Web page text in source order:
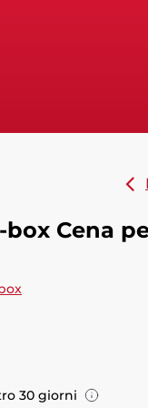
Cena
30 giorni